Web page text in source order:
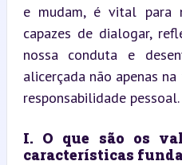
e mudam, é vital para
capazes de dialogar,
nossa conduta e
alicerçada não apenas
responsabilidade pessoal.
I. O que são os
características